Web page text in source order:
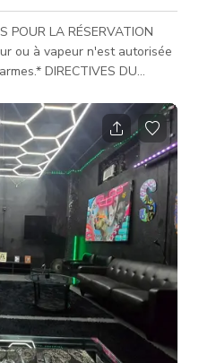
POUR LA RÉSERVATION
ou à vapeur n'est autorisée
DU
liées au bureau. Nous
harmonieuse entre nos
le bâtiment à des fins